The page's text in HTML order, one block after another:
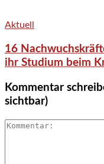
Aktuell
16
ihr Studium beim
Kommentar
sichtbar)